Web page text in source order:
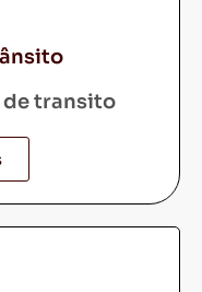
transito